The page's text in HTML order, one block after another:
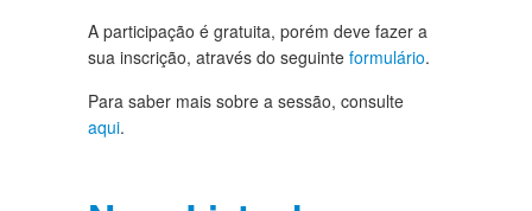
A participação é gratuita, porém deve fazer a
sua inscrição, através do seguinte formulário.
Para saber mais sobre a sessão, consulte
aqui.